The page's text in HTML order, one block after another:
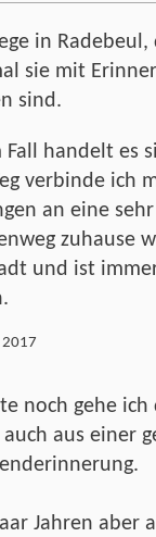
in
sie mit
sind.
Fall handelt es
verbinde ich
an eine
zuhause
und ist
2017
noch gehe
auch aus einer
Jahren aber